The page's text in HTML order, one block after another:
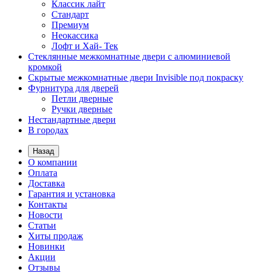
Классик лайт
Стандарт
Премиум
Неокассика
Лофт и Хай- Тек
Стеклянные межкомнатные двери с алюминиевой
кромкой
Скрытые межкомнатные двери Invisible под покраску
Фурнитура для дверей
Петли дверные
Ручки дверные
Нестандартные двери
В городах
Назад
О компании
Оплата
Доставка
Гарантия и установка
Контакты
Новости
Статьи
Хиты продаж
Новинки
Акции
Отзывы